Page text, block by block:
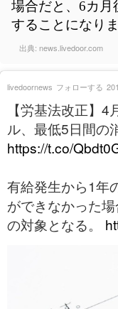
場合だと、6カ月
することになりま
出典: news.livedoor.com
【労基法改正】
ル、最低5日間の
https://t.co/
有給発生から1年
ができなかった
の対象となる。
livedoornews フォローする